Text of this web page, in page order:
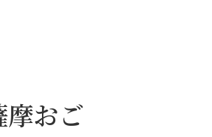
摩おご